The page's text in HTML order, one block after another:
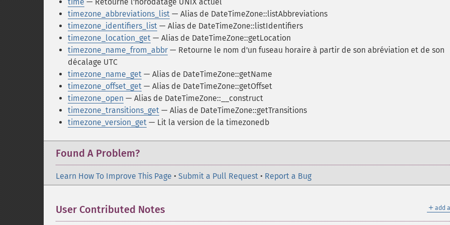
timezone_abbreviations_list — Alias de DateTimeZone::listAbbreviations
timezone_identifiers_list — Alias de DateTimeZone::listIdentifiers
timezone_location_get — Alias de DateTimeZone::getLocation
timezone_name_from_abbr — Retourne le nom d'un fuseau horaire à partir de son abréviation et de son
décalage UTC
timezone_name_get — Alias de DateTimeZone::getName
timezone_offset_get — Alias de DateTimeZone::getOffset
timezone_open — Alias de DateTimeZone::__construct
timezone_transitions_get — Alias de DateTimeZone::getTransitions
timezone_version_get — Lit la version de la timezonedb
Found A Problem?
Learn How To Improve This Page • Submit a Pull Request • Report a Bug
＋ add
User Contributed Notes